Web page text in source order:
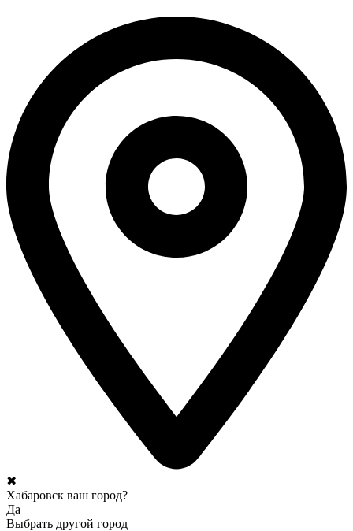
✖
Хабаровск ваш город?
Да
Выбрать другой город